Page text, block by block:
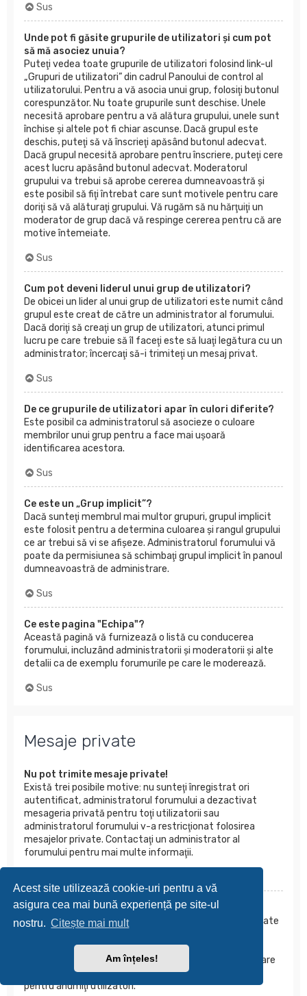
Acest site utilizează cookie-uri pentru a vă
asigura cea mai bună experiență pe site-ul
nostru. Citește mai mult
Am înțeles!
Sus
Unde pot fi găsite grupurile de utilizatori şi cum pot
să mă asociez unuia?
Puteţi vedea toate grupurile de utilizatori folosind link-ul
„Grupuri de utilizatori” din cadrul Panoului de control al
utilizatorului. Pentru a vă asocia unui grup, folosiţi butonul
corespunzător. Nu toate grupurile sunt deschise. Unele
necesită aprobare pentru a vă alătura grupului, unele sunt
închise şi altele pot fi chiar ascunse. Dacă grupul este
deschis, puteţi să vă înscrieţi apăsând butonul adecvat.
Dacă grupul necesită aprobare pentru înscriere, puteţi cere
acest lucru apăsând butonul adecvat. Moderatorul
grupului va trebui să aprobe cererea dumneavoastră şi
este posibil să fiţi întrebat care sunt motivele pentru care
doriţi să vă alăturaţi grupului. Vă rugăm să nu hărţuiţi un
moderator de grup dacă vă respinge cererea pentru că are
motive întemeiate.
Sus
Cum pot deveni liderul unui grup de utilizatori?
De obicei un lider al unui grup de utilizatori este numit când
grupul este creat de către un administrator al forumului.
Dacă doriţi să creaţi un grup de utilizatori, atunci primul
lucru pe care trebuie să îl faceţi este să luaţi legătura cu un
administrator; încercaţi să-i trimiteţi un mesaj privat.
Sus
De ce grupurile de utilizatori apar în culori diferite?
Este posibil ca administratorul să asocieze o culoare
membrilor unui grup pentru a face mai uşoară
identificarea acestora.
Sus
Ce este un „Grup implicit”?
Dacă sunteţi membrul mai multor grupuri, grupul implicit
este folosit pentru a determina culoarea şi rangul grupului
ce ar trebui să vi se afişeze. Administratorul forumului vă
poate da permisiunea să schimbaţi grupul implicit în panoul
dumneavoastră de administrare.
Sus
Ce este pagina "Echipa"?
Această pagină vă furnizează o listă cu conducerea
forumului, incluzând administratorii şi moderatorii şi alte
detalii ca de exemplu forumurile pe care le moderează.
Sus
Mesaje private
Nu pot trimite mesaje private!
Există trei posibile motive: nu sunteţi înregistrat ori
autentificat, administratorul forumului a dezactivat
mesageria privată pentru toţi utilizatorii sau
administratorul forumului v-a restricţionat folosirea
mesajelor private. Contactaţi un administrator al
forumului pentru mai multe informaţii.
Tot primesc mesaje private nedorite!
Puteţi bloca un utilizator să vă mai trimită mesaje private
Dacă primiţi mesaje private abuzive de la un anumit
utilizator, contactaţi un administrator al forumului; el are
puterea de a restricţiona folosirea mesajelor private
pentru anumiţi utilizatori.